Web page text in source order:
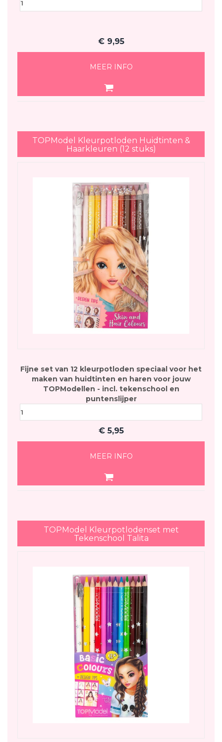
€ 9,95
MEER INFO
TOPModel Kleurpotloden Huidtinten &
Haarkleuren (12 stuks)
Fijne set van 12 kleurpotloden speciaal voor het
maken van huidtinten en haren voor jouw
TOPModellen - incl. tekenschool en
puntenslijper
€5,95
MEER INFO
TOPModel Kleurpotlodenset met
Tekenschool Talita